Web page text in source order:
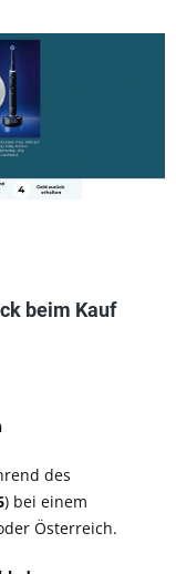
beim Kauf
des
) bei einem
Österreich.